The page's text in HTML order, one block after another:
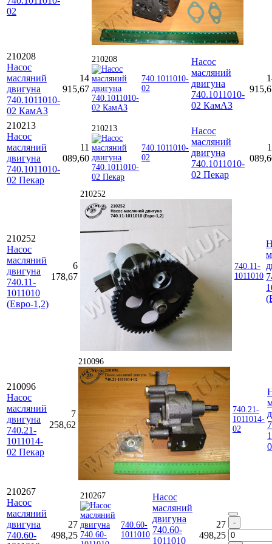
02
210208
Насос
масляний
двигуна
740.1011010-
02 КамАЗ
14
915,67
210208
740.1011010-
02
Насос
масляний
двигуна
740.1011010-
02 КамАЗ
210213
Насос
масляний
двигуна
740.1011010-
02 Пекар
11
089,60
210213
740.1011010-
02
Насос
масляний
двигуна
740.1011010-
02 Пекар
210252
Насос
масляний
двигуна
740.11-
1011010
(Евро-1,2)
6
178,67
210252
740.11-
1011010
210096
Насос
масляний
двигуна
740.21-
1011014-
02 Пекар
7
258,62
210096
740.21-
1011014-
02
210267
Насос
масляний
двигуна
740.60-
27
498,25
210267
740.60-
1011010
Насос
масляний
двигуна
740.60-
1011010
27
498,25